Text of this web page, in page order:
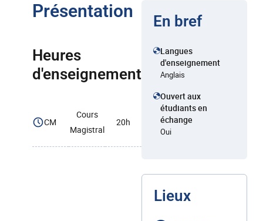
Présentation
Heures
d'enseignement
CM
Cours
Magistral
20h
En bref
Langues
d'enseignement
Anglais
Ouvert aux
étudiants en
échange
Oui
Lieux